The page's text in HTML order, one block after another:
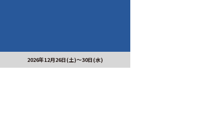
2026年12月26日(土)～30日(水)